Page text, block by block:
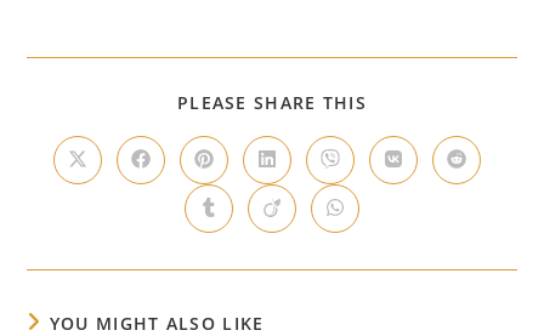
PLEASE SHARE THIS
CONTENT
Opens
in
Opens
in
window
Opens
in
a
new
window
Opens
in
a
new
window
Opens
in
a
new
window
Opens
in
Opens
in
Opens
in
new
Opens
in
new
Opens
in
new
YOU MIGHT ALSO LIKE